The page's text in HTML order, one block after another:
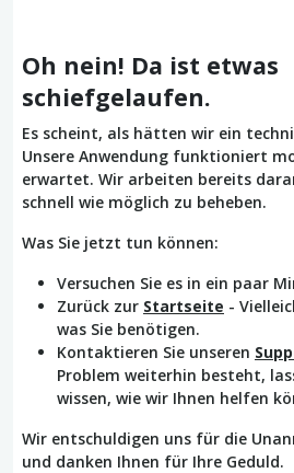
Oh nein! Da ist etwas
schiefgelaufen.
Es scheint, als hätten wir ein
Unsere Anwendung funktioniert
erwartet. Wir arbeiten bereits
schnell wie möglich zu beheben.
Was Sie jetzt tun können:
Versuchen Sie es in ein paar
Zurück zur Startseite -
was Sie benötigen.
Kontaktieren Sie unseren
Problem weiterhin besteht,
wissen, wie wir Ihnen helfen
Wir entschuldigen uns für die
und danken Ihnen für Ihre Geduld.